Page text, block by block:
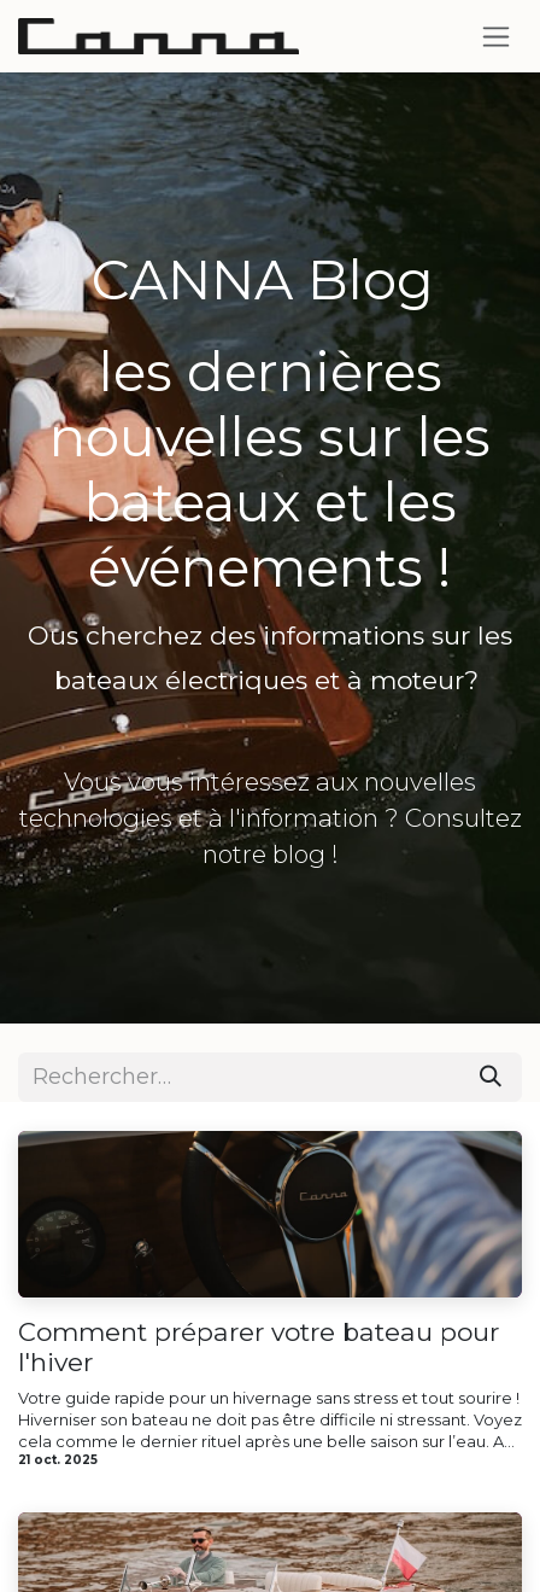
Se rendre au contenu
CANNA Blog
les dernières
nouvelles sur les
bateaux et les
événements !
Ous cherchez des informations sur les
bateaux électriques et à moteur?
Vous vous intéressez aux nouvelles
technologies et à l'information ? Consultez
notre blog !
Comment préparer votre bateau pour
l'hiver
Votre guide rapide pour un hivernage sans stress et tout sourire !
Hiverniser son bateau ne doit pas être difficile ni stressant. Voyez
cela comme le dernier rituel après une belle saison sur l’eau. A...
21 oct. 2025